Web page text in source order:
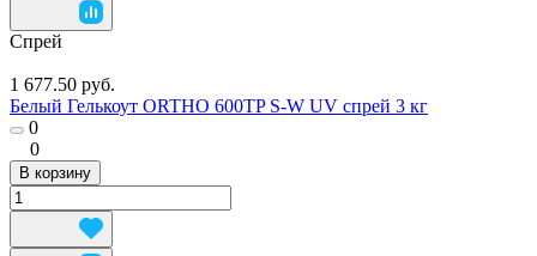
Спрей
1 677.50 руб.
Белый Гелькоут ORTHO 600TP S-W UV спрей 3 кг
0
0
В корзину